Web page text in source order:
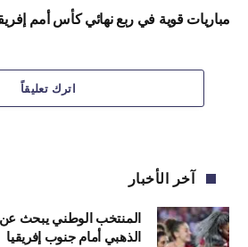
مباريات قوية في ربع نهائي كأس أمم
اترك تعليقاً
آخر الأخبار
المنتخب الوطني يبحث عن
الذهبي أمام جنوب إفريقيا